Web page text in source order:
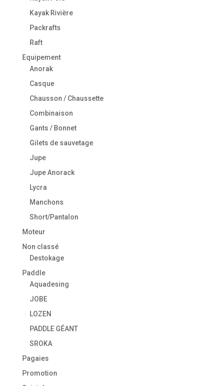
Kayak Rivière
Packrafts
Raft
Equipement
Anorak
Casque
Chausson / Chaussette
Combinaison
Gants / Bonnet
Gilets de sauvetage
Jupe
Jupe Anorack
Lycra
Manchons
Short/Pantalon
Moteur
Non classé
Destokage
Paddle
Aquadesing
JOBE
LOZEN
PADDLE GÉANT
SROKA
Pagaies
Promotion